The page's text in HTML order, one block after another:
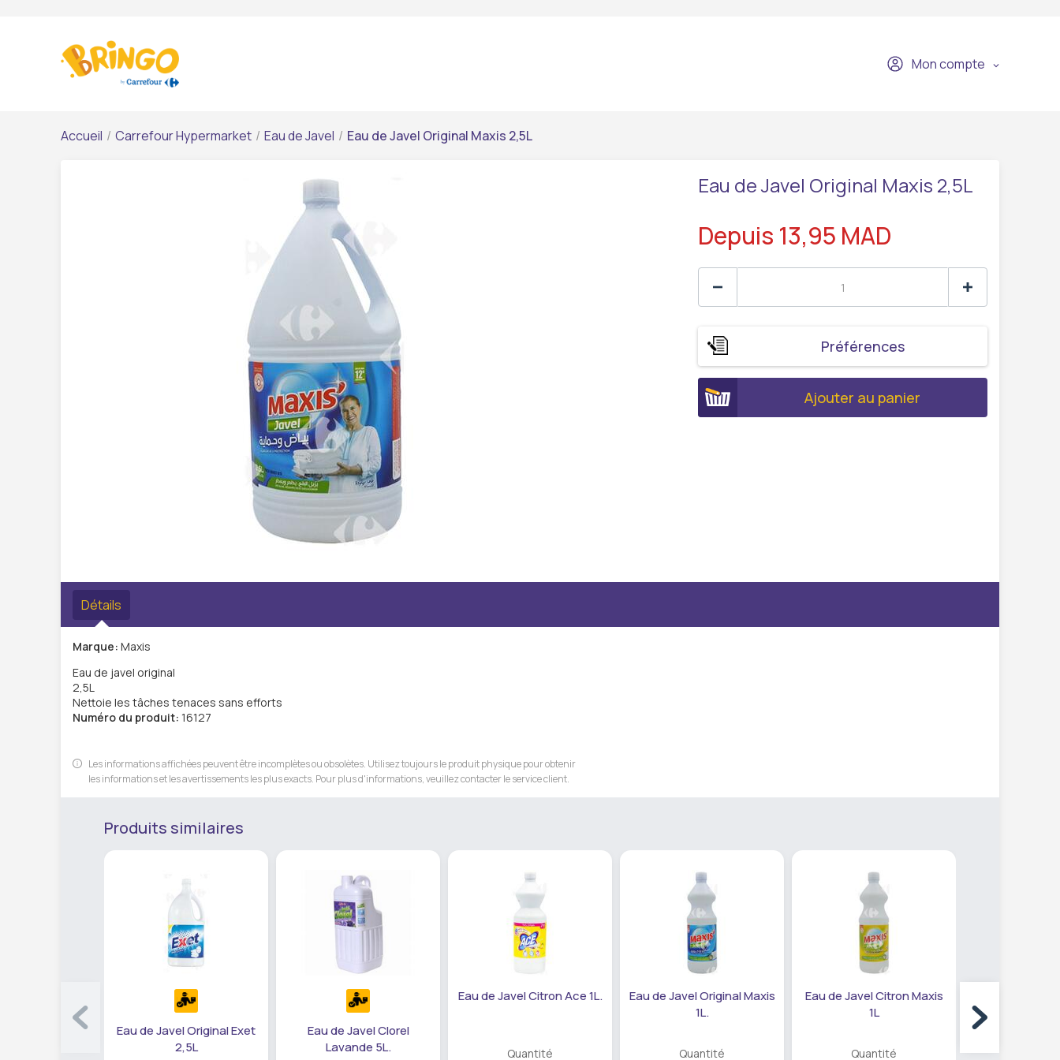
Mon compte
Accueil / Carrefour Hypermarket / Eau de Javel / Eau de Javel Original Maxis 2,5L
Eau de Javel Original Maxis 2,5L
Depuis 13,95 MAD
Préférences
Ajouter au panier
Détails
Marque: Maxis
Eau de javel original
2,5L
Nettoie les tâches tenaces sans efforts
Numéro du produit: 16127
Les informations affichées peuvent être incomplètes ou obsolètes. Utilisez toujours le produit physique pour obtenir
les informations et les avertissements les plus exacts. Pour plus d'informations, veuillez contacter le service client.
Produits similaires
Eau de Javel Original Exet
2,5L
Eau de Javel Clorel
Lavande 5L.
Eau de Javel Citron Ace 1L.
Quantité
Eau de Javel Original Maxis
1L.
Quantité
Eau de Javel Citron Maxis
1L
Quantité